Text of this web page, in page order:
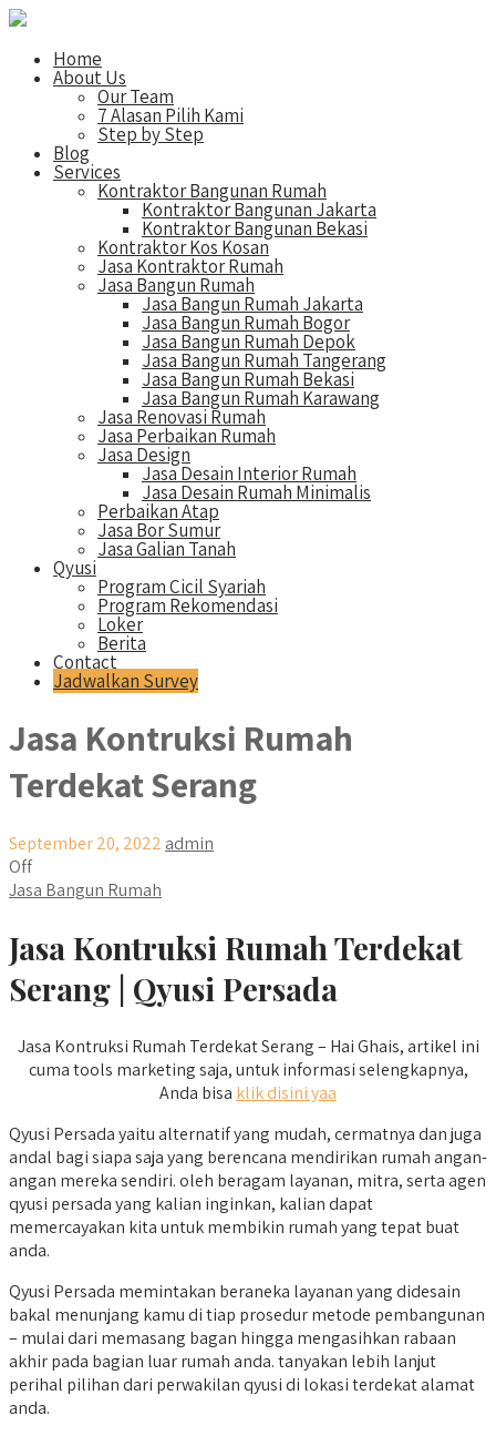
Home
About Us
Our Team
7 Alasan Pilih Kami
Step by Step
Blog
Services
Kontraktor Bangunan Rumah
Kontraktor Bangunan Jakarta
Kontraktor Bangunan Bekasi
Kontraktor Kos Kosan
Jasa Kontraktor Rumah
Jasa Bangun Rumah
Jasa Bangun Rumah Jakarta
Jasa Bangun Rumah Bogor
Jasa Bangun Rumah Depok
Jasa Bangun Rumah Tangerang
Jasa Bangun Rumah Bekasi
Jasa Bangun Rumah Karawang
Jasa Renovasi Rumah
Jasa Perbaikan Rumah
Jasa Design
Jasa Desain Interior Rumah
Jasa Desain Rumah Minimalis
Perbaikan Atap
Jasa Bor Sumur
Jasa Galian Tanah
Qyusi
Program Cicil Syariah
Program Rekomendasi
Loker
Berita
Contact
Jadwalkan Survey
Jasa Kontruksi Rumah
Terdekat Serang
September 20, 2022 admin
Off
Jasa Bangun Rumah
Jasa Kontruksi Rumah Terdekat
Serang | Qyusi Persada
Jasa Kontruksi Rumah Terdekat Serang – Hai Ghais, artikel ini
cuma tools marketing saja, untuk informasi selengkapnya,
Anda bisa klik disini yaa
Qyusi Persada yaitu alternatif yang mudah, cermatnya dan juga
andal bagi siapa saja yang berencana mendirikan rumah angan-
angan mereka sendiri. oleh beragam layanan, mitra, serta agen
qyusi persada yang kalian inginkan, kalian dapat
memercayakan kita untuk membikin rumah yang tepat buat
anda.
Qyusi Persada memintakan beraneka layanan yang didesain
bakal menunjang kamu di tiap prosedur metode pembangunan
– mulai dari memasang bagan hingga mengasihkan rabaan
akhir pada bagian luar rumah anda. tanyakan lebih lanjut
perihal pilihan dari perwakilan qyusi di lokasi terdekat alamat
anda.